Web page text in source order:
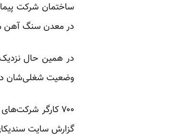
ساختمان شرکت
در معدن سنگ آهن
وضعیت شغلی‌شان در
گزارش سایت